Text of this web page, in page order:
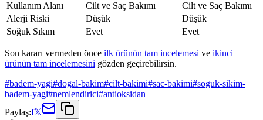
Kullanım Alanı
Cilt ve Saç Bakımı
Cilt ve Saç Bakımı
Alerji Riski
Düşük
Düşük
Soğuk Sıkım
Evet Evet
Son kararı vermeden önce ilk ürünün tam incelemesi ve ikinci
ürünün tam incelemesini gözden geçirebilirsin.
#badem-yagi#dogal-bakim#cilt-bakimi#sac-bakimi#soguk-sikim-
badem-yagi#nemlendirici#antioksidan
Paylaş:f𝕏